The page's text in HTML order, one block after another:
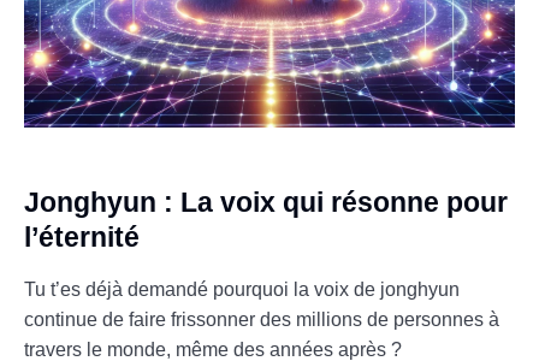
Jonghyun : La voix qui résonne pour
l’éternité
Tu t’es déjà demandé pourquoi la voix de jonghyun
continue de faire frissonner des millions de personnes à
travers le monde, même des années après ?